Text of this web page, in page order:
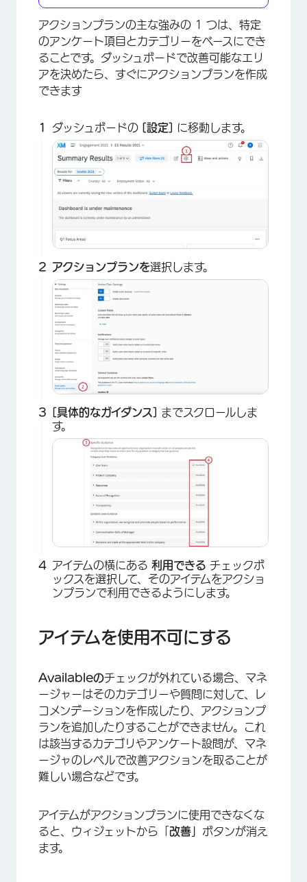
アクションプランの主な強みの 1 つは、特定
のアンケート項目とカテゴリーをベースにでき
ることです。ダッシュボードで改善可能なエリ
アを決めたら、すぐにアクションプランを作成
できます
ダッシュボードの [設定] に移動します。
×
アクションプランを選択します。
[具体的なガイダンス]
までスクロールしま
す。
アイテムの横にある 利用できる チェックボ
ックスを選択して、そのアイテムをアクショ
ンプランで利用できるようにします。
アイテムを使用不可にする
Availableのチェックが外れている場合、マネ
ージャーはそのカテゴリーや質問に対して、レ
コメンデーションを作成したり、アクションプ
ランを追加したりすることができません。これ
は該当するカテゴリやアンケート設問が、マネ
ージャのレベルで改善アクションを取ることが
難しい場合などです。
アイテムがアクションプランに使用できなくな
ると、ウィジェットから「 改善」 ボタンが消え
ます。